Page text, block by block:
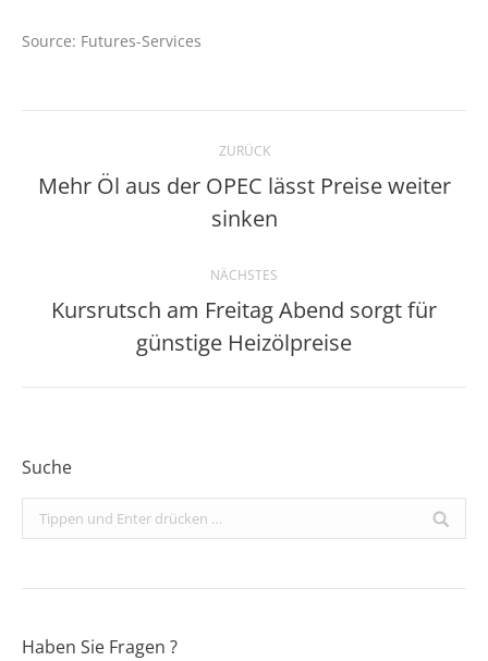
Source: Futures-Services
Kommentarnavigation
ZURÜCK
Vorheriger
Beitrag:
Mehr Öl aus der OPEC lässt Preise weiter
sinken
NÄCHSTES
Nächster
Beitrag:
Kursrutsch am Freitag Abend sorgt für
günstige Heizölpreise
Suche
Search:
Haben Sie Fragen ?